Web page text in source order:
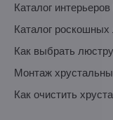
Каталог
Каталог
Как выбрать люстру
Монтаж
Как очистить